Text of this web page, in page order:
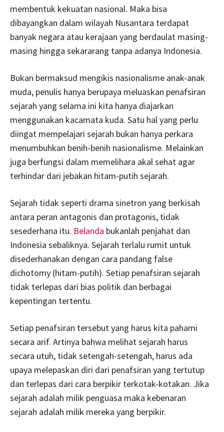
membentuk kekuatan nasional. Maka bisa
dibayangkan dalam wilayah Nusantara terdapat
banyak negara atau kerajaan yang berdaulat masing-
masing hingga sekararang tanpa adanya Indonesia.
Bukan bermaksud mengikis nasionalisme anak-anak
muda, penulis hanya berupaya meluaskan penafsiran
sejarah yang selama ini kita hanya diajarkan
menggunakan kacamata kuda. Satu hal yang perlu
diingat mempelajari sejarah bukan hanya perkara
menumbuhkan benih-benih nasionalisme. Melainkan
juga berfungsi dalam memelihara akal sehat agar
terhindar dari jebakan hitam-putih sejarah.
Sejarah tidak seperti drama sinetron yang berkisah
antara peran antagonis dan protagonis, tidak
sesederhana itu. Belanda bukanlah penjahat dan
Indonesia sebaliknya. Sejarah terlalu rumit untuk
disederhanakan dengan cara pandang false
dichotomy (hitam-putih). Setiap penafsiran sejarah
tidak terlepas dari bias politik dan berbagai
kepentingan tertentu.
Setiap penafsiran tersebut yang harus kita pahami
secara arif. Artinya bahwa melihat sejarah harus
secara utuh, tidak setengah-setengah, harus ada
upaya melepaskan diri dari penafsiran yang tertutup
dan terlepas dari cara berpikir terkotak-kotakan. Jika
sejarah adalah milik penguasa maka kebenaran
sejarah adalah milik mereka yang berpikir.